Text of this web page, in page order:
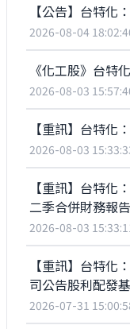
【公告】台特化
2026-08-04
《化工股》台特
2026-08-03
【重訊】台特化
2026-08-03
【重訊】台特化
二季合併財務報告
2026-08-03
【重訊】台特化
司公告股利配發
2026-07-31